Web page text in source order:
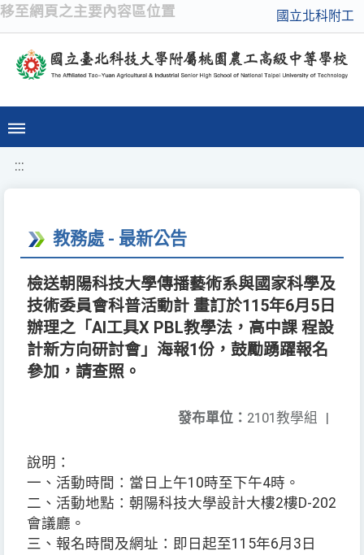
移至網頁之主要內容區位置 國立北科附工
:::
教務處 - 最新公告
檢送朝陽科技大學傳播藝術系與國家科學及
技術委員會科普活動計 畫訂於115年6月5日
辦理之「AI工具X PBL教學法，高中課 程設
計新方向研討會」海報1份，鼓勵踴躍報名
參加，請查照。
發布單位： 2101教學組 |
說明：
一、活動時間：當日上午10時至下午4時。
二、活動地點：朝陽科技大學設計大樓2樓D-202
會議廳。
三、報名時間及網址：即日起至115年6月3日